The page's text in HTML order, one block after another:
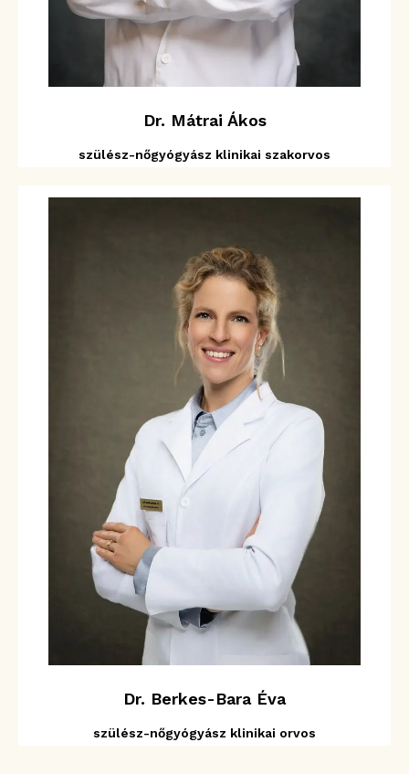
Dr. Mátrai Ákos
szülész-nőgyógyász klinikai szakorvos
Dr. Berkes-Bara Éva
szülész-nőgyógyász klinikai orvos